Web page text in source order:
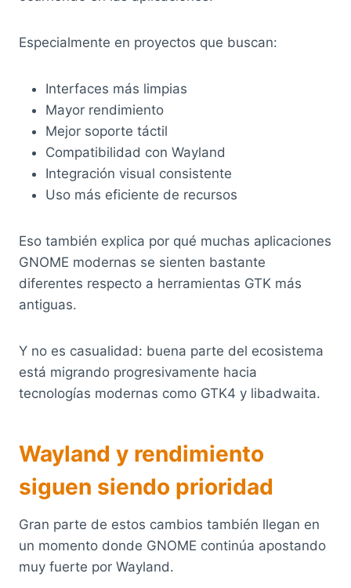
Especialmente en proyectos que buscan:
Interfaces más limpias
Mayor rendimiento
Mejor soporte táctil
Compatibilidad con Wayland
Integración visual consistente
Uso más eficiente de recursos
Eso también explica por qué muchas aplicaciones
GNOME modernas se sienten bastante
diferentes respecto a herramientas GTK más
antiguas.
Y no es casualidad: buena parte del ecosistema
está migrando progresivamente hacia
tecnologías modernas como GTK4 y libadwaita.
Wayland y rendimiento
siguen siendo prioridad
Gran parte de estos cambios también llegan en
un momento donde GNOME continúa apostando
muy fuerte por Wayland.